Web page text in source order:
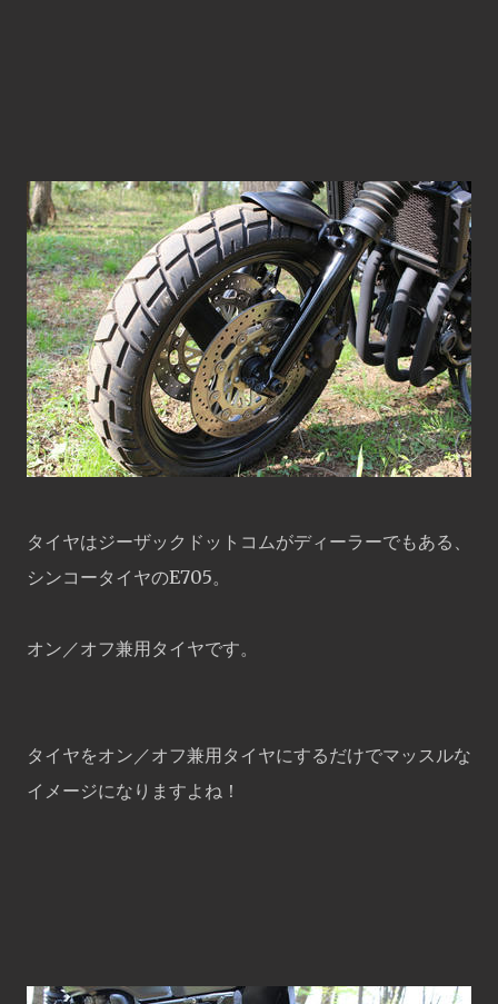
タイヤはジーザックドットコムがディーラーでもある、
シンコータイヤのE705。
オン／オフ兼用タイヤです。
タイヤをオン／オフ兼用タイヤにするだけでマッスルな
イメージになりますよね！